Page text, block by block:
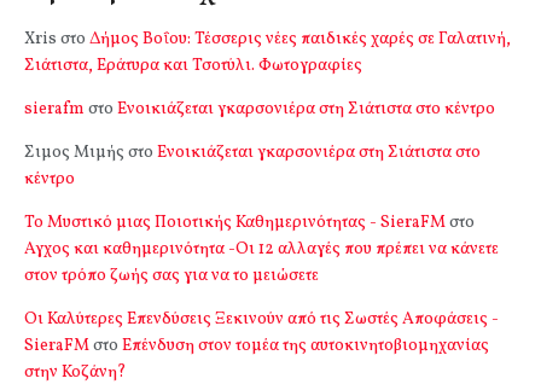
Xris στο Δήμος Βοΐου: Τέσσερις νέες παιδικές χαρές σε Γαλατινή,
Σιάτιστα, Εράτυρα και Τσοτύλι. Φωτογραφίες
sierafm στο Ενοικιάζεται γκαρσονιέρα στη Σιάτιστα στο κέντρο
Σιμος Μιμής στο Ενοικιάζεται γκαρσονιέρα στη Σιάτιστα στο
κέντρο
Το Μυστικό μιας Ποιοτικής Καθημερινότητας - SieraFMστο
Αγχος και καθημερινότητα -Οι 12 αλλαγές που πρέπει να κάνετε
στον τρόπο ζωής σας για να το μειώσετε
Οι Καλύτερες Επενδύσεις Ξεκινούν από τις Σωστές Αποφάσεις -
SieraFMστο Επένδυση στον τομέα της αυτοκινητοβιομηχανίας
στην Κοζάνη?